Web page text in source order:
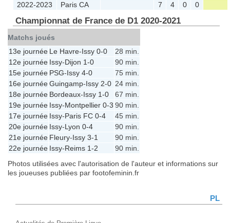
2022-2023
Paris CA 7 4 0 0
Championnat de France de D1 2020-2021
Matchs joués
13e journée Le Havre-Issy 0-0
28 min.
12e journée Issy-Dijon 1-0
90 min.
15e journée PSG-Issy 4-0
75 min.
16e journéeGuingamp-Issy 2-0 24 min.
18e journée Bordeaux-Issy 1-0
67 min.
19e journée Issy-Montpellier 0-3 90 min.
17e journée Issy-Paris FC 0-4
45 min.
20e journée Issy-Lyon 0-4
90 min.
21e journée Fleury-Issy 3-1
90 min.
22e journée Issy-Reims 1-2
90 min.
Photos utilisées avec l'autorisation de l'auteur et informations sur
les joueuses publiées par footofeminin.fr
PL